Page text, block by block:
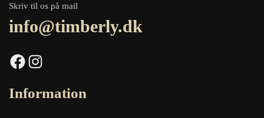
Skriv til os på mail
info@timberly.dk
Facebook Instagram
Information